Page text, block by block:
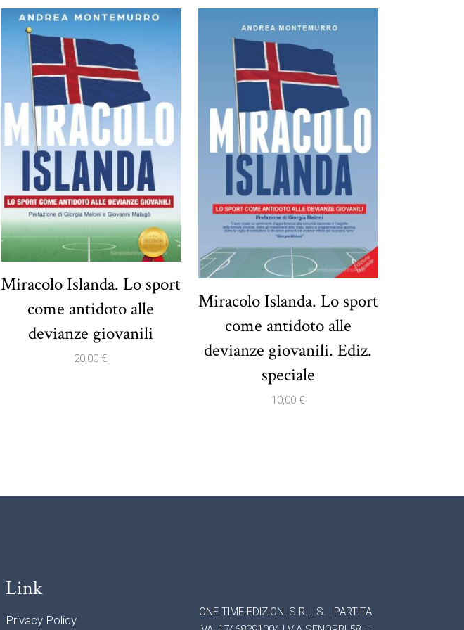
Miracolo Islanda. Lo sport
come antidoto alle
devianze giovanili
20,00€
Miracolo Islanda. Lo sport
come antidoto alle
devianze giovanili. Ediz.
speciale
10,00€
Link
Privacy Policy
ONE TIME EDIZIONI S.R.L.S. | PARTITA